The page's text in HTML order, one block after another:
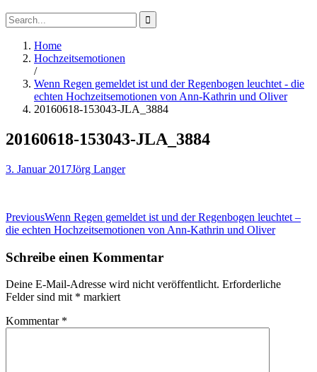
Search
Search
for:
Home
Hochzeitsemotionen
/
Wenn Regen gemeldet ist und der Regenbogen leuchtet - die
echten Hochzeitsemotionen von Ann-Kathrin und Oliver
20160618-153043-JLA_3884
20160618-153043-JLA_3884
3. Januar 2017Jörg Langer
Beitragsnavigation
PreviousWenn Regen gemeldet ist und der Regenbogen leuchtet –
die echten Hochzeitsemotionen von Ann-Kathrin und Oliver
Schreibe einen Kommentar
Deine E-Mail-Adresse wird nicht veröffentlicht. Erforderliche
Felder sind mit * markiert
Kommentar *